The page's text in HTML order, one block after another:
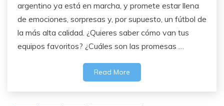
argentino ya está en marcha, y promete estar llena
de emociones, sorpresas y, por supuesto, un fútbol de
la más alta calidad. ¿Quieres saber cómo van tus
equipos favoritos? ¿Cuáles son las promesas …
Read More